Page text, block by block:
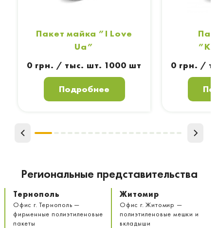
Пакет майка ”I Love
Ua”
0 грн. / тыс. шт. 1000 шт
Подробнее
0 грн. /
Региональные представительства
Тернополь
Офис г. Тернополь —
фирменные полиэтиленовые
пакеты
Житомир
Офис г. Житомир —
полиэтиленовые мешки и
вкладыши